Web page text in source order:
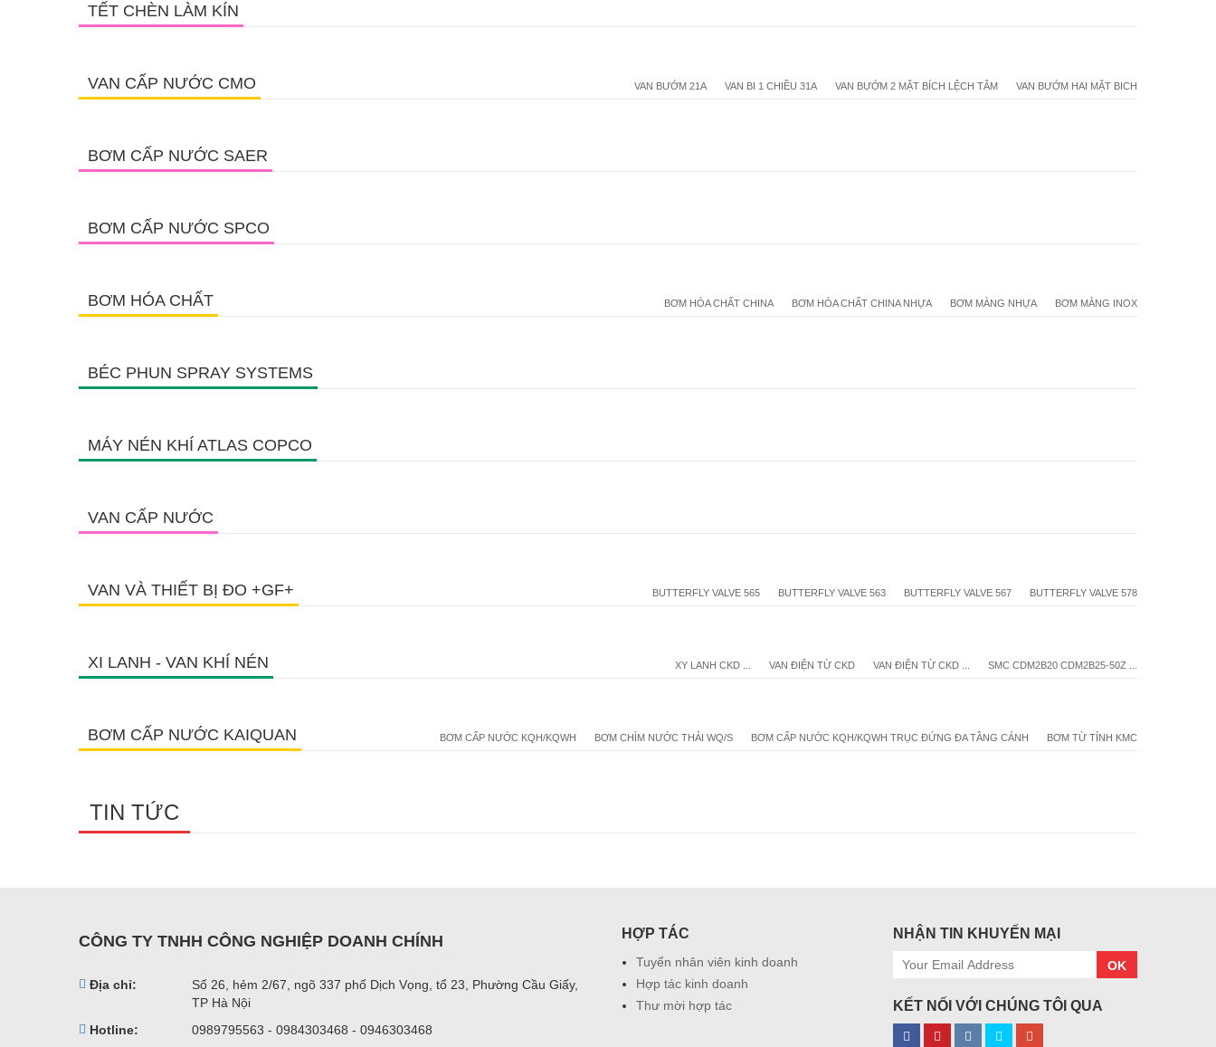
TẾT CHÈN LÀM KÍN
VAN CẤP NƯỚC CMO VAN BƯỚM 21A VAN BI 1 CHIỀU 31A VAN BƯỚM 2 MẶT BÍCH LỆCH TÂM VAN BƯỚM HAI MẶT BICH
BƠM CẤP NƯỚC SAER
BƠM CẤP NƯỚC SPCO
BƠM HÓA CHẤT BƠM HÓA CHẤT CHINA BƠM HÓA CHẤT CHINA NHỰA BƠM MÀNG NHỰA BƠM MÀNG INOX
BÉC PHUN SPRAY SYSTEMS
MÁY NÉN KHÍ ATLAS COPCO
VAN CẤP NƯỚC
VAN VÀ THIẾT BỊ ĐO +GF+ BUTTERFLY VALVE 565 BUTTERFLY VALVE 563 BUTTERFLY VALVE 567 BUTTERFLY VALVE 578
XI LANH - VAN KHÍ NÉN XY LANH CKD ... VAN ĐIỆN TỪ CKD VAN ĐIỆN TỪ CKD ... SMC CDM2B20 CDM2B25-50Z ...
BƠM CẤP NƯỚC KAIQUAN BƠM CẤP NƯỚC KQH/KQWH BƠM CHÌM NƯỚC THẢI WQ/S BƠM CẤP NƯỚC KQH/KQWH TRỤC ĐỨNG ĐA TẦNG CÁNH BƠM TỪ TÍNH KMC
TIN TỨC
CÔNG TY TNHH CÔNG NGHIỆP DOANH CHÍNH
Địa chỉ:
Số 26, hẻm 2/67, ngõ 337 phố Dịch Vọng, tổ 23, Phường Cầu Giấy,
TP Hà Nội
Hotline:
0989795563 - 0984303468 - 0946303468
HỢP TÁC
Tuyển nhân viên kinh doanh
Hợp tác kinh doanh
Thư mời hợp tác
NHẬN TIN KHUYẾN MẠI
OK
KẾT NỐI VỚI CHÚNG TÔI QUA